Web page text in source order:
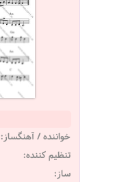
خواننده / آهنگساز:
تنظیم کننده:
ساز: